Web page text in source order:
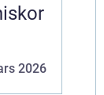
2026